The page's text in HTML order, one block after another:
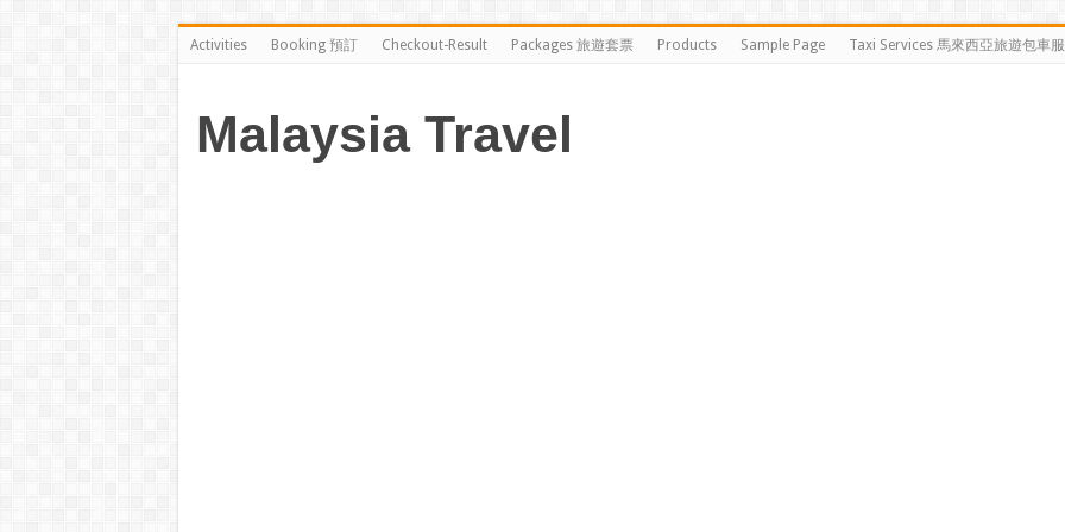
Activities Booking 預訂 Checkout-Result Packages 旅遊套票 Products Sample Page Taxi Services 馬來西亞旅遊包車
Malaysia Travel